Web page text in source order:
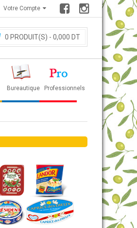
Votre Compte
0 PRODUIT(S) - 0,000 DT
Bureautique Professionnels